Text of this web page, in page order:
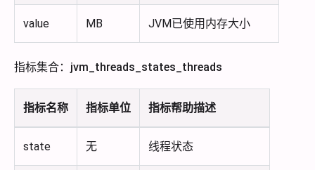
value MB JVM已使用内存大小
指标集合：jvm_threads_states_threads
指标名称 指标单位 指标帮助描述
state 无 线程状态